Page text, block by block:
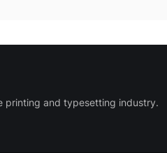
printing and typesetting industry.